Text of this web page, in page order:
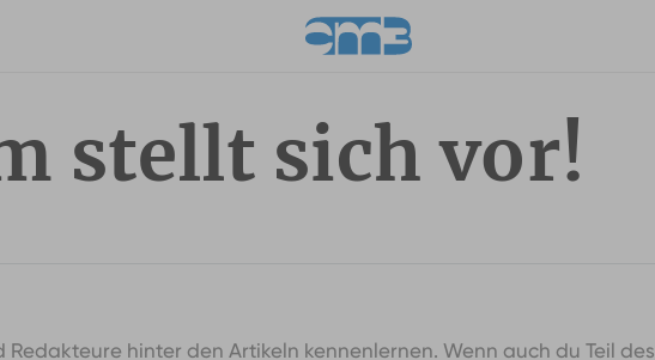
stellt sich vor!
hinter den Artikeln kennenlernen. Wenn auch du Teil des